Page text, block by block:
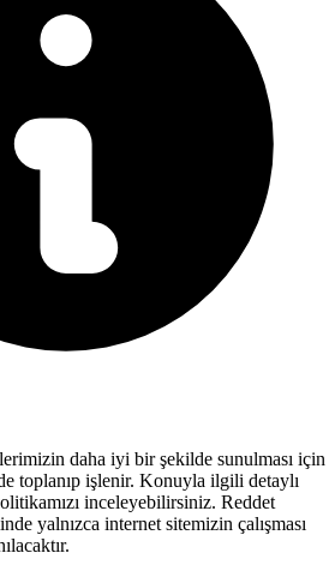
daha iyi bir şekilde sunulması için
toplanıp işlenir. Konuyla ilgili detaylı
inceleyebilirsiniz. Reddet
yalnızca internet sitemizin çalışması